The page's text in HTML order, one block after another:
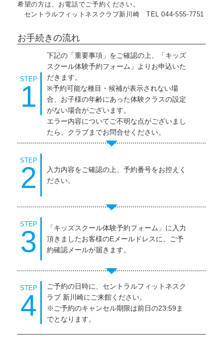
希望の方は、お電話でご予約ください。
セントラルフィットネスクラブ新川崎 TEL 044-555-7751
お手続きの流れ
STEP
1
下記の「重要事項」をご確認の上、「キッズ
スクール体験予約フォーム」よりお申込いた
だきます。
※予約可能な種目・候補が表示されない場
合、お子様の年齢にあった体験クラスの設定
がない場合がございます。
エラー内容についてご不明な点がございまし
たら、クラブまでお問合せください。
STEP
2
入力内容をご確認の上、予約番号をお控えく
ださい。
STEP
3
「キッズスクール体験予約フォーム」に入力
頂きましたお客様のEメールドレスに、ご予
約確認メールが届きます。
STEP
4
ご予約の日時に、セントラルフィットネスク
ラブ 新川崎にご来館ください。
※ご予約のキャンセル期限は前日の23:59ま
でとなります。